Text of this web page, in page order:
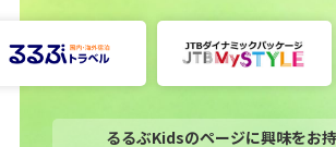
るるぶKidsのページに興味をお